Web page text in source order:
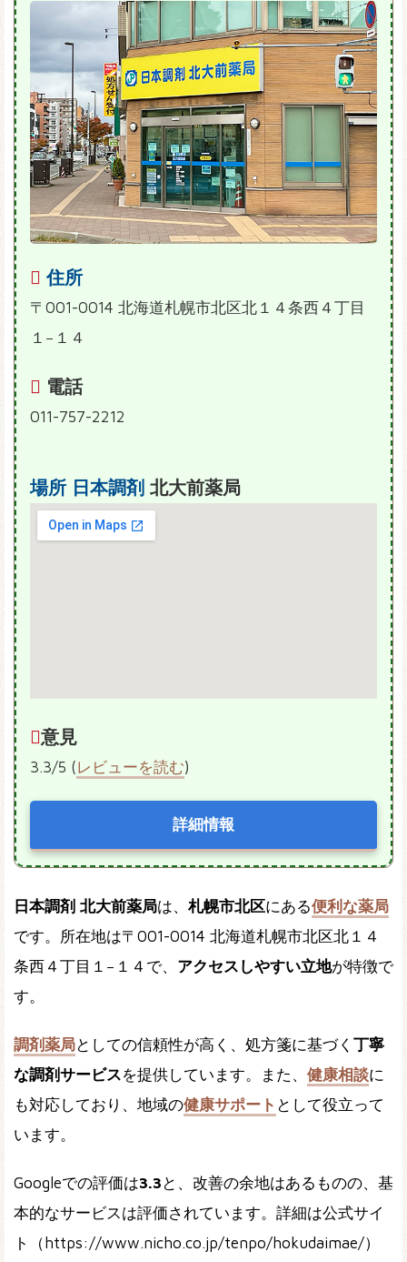
住所
〒001-0014 北海道札幌市北区北１４条西４丁目
１−１４
電話
011-757-2212
場所 日本調剤 北大前薬局
意見
3.3/5 (レビューを読む)
詳細情報
日本調剤 北大前薬局は、 札幌市北区にある便利な薬局
です。所在地は〒001-0014 北海道札幌市北区北１４
条西４丁目１−１４で、 アクセスしやすい立地が特徴で
す。
調剤薬局としての信頼性が高く、処方箋に基づく 丁寧
な調剤サービスを提供しています。また、 健康相談に
も対応しており、地域の健康サポート として役立って
います。
Googleでの評価は3.3 と、改善の余地はあるものの、基
本的なサービスは評価されています。詳細は公式サイ
ト（https://www.nicho.co.jp/tenpo/hokudaimae/）